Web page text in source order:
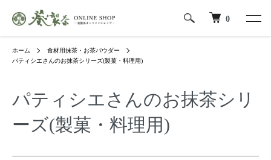
0
ホーム
食材用抹茶・お茶パウダー
パティシエさんのお抹茶シリーズ(製菓・料理用)
パティシエさんのお抹茶シリ
ーズ(製菓・料理用)